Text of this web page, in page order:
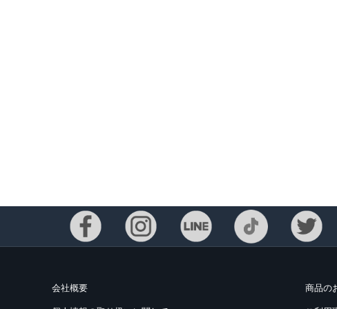
Eメー
会社概要 商品の